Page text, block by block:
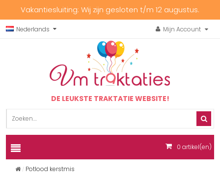
Vakantiesluiting: Wij zijn gesloten t/m 12 augustus.
Nederlands Mijn Account
DE LEUKSTE TRAKTATIE WEBSITE!
0 artikel(en)
Potlood kerstmis